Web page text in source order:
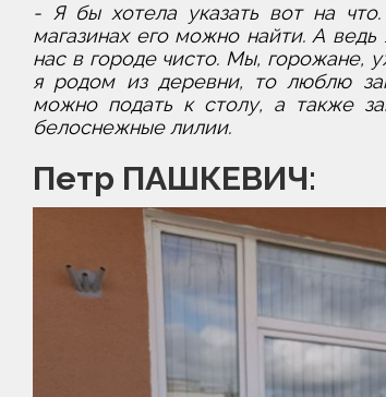
- Я бы хотела указать вот на
магазинах его можно найти. А
нас в городе чисто. Мы, горожане,
я родом из деревни, то люблю
можно подать к столу, а также
белоснежные лилии.
Петр ПАШКЕВИЧ: